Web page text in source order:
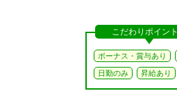
こだわりポイント
ボーナス・賞与あり
日勤のみ 昇給あり